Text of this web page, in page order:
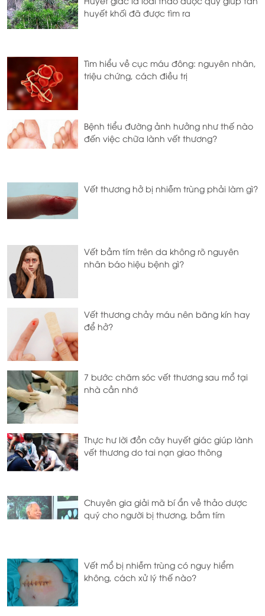
huyết khối đã được tìm ra
Tìm hiểu về cục máu đông: nguyên nhân,
triệu chứng, cách điều trị
Bệnh tiểu đường ảnh hưởng như thế nào
đến việc chữa lành vết thương?
Vết thương hở bị nhiễm trùng phải làm gì?
Vết bầm tím trên da không rõ nguyên
nhân báo hiệu bệnh gì?
Vết thương chảy máu nên băng kín hay
để hở?
7 bước chăm sóc vết thương sau mổ tại
nhà cần nhớ
Thực hư lời đồn cây huyết giác giúp lành
vết thương do tai nạn giao thông
Chuyên gia giải mã bí ẩn về thảo dược
quý cho người bị thương, bầm tím
Vết mổ bị nhiễm trùng có nguy hiểm
không, cách xử lý thế nào?